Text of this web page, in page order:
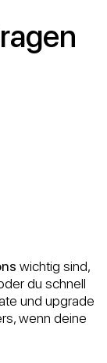
wichtig sind,
du schnell
und upgrade
wenn deine